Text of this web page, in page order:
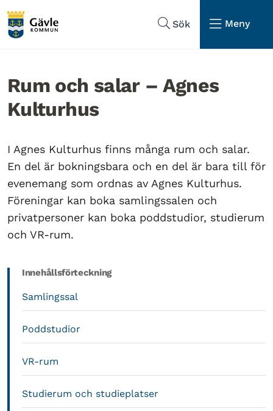
Sök
Meny
Rum och salar – Agnes
Kulturhus
I Agnes Kulturhus finns många rum och salar.
En del är bokningsbara och en del är bara till för
evenemang som ordnas av Agnes Kulturhus.
Föreningar kan boka samlingssalen och
privatpersoner kan boka poddstudior, studierum
och VR-rum.
Innehållsförteckning
Samlingssal
Poddstudior
VR-rum
Studierum och studieplatser